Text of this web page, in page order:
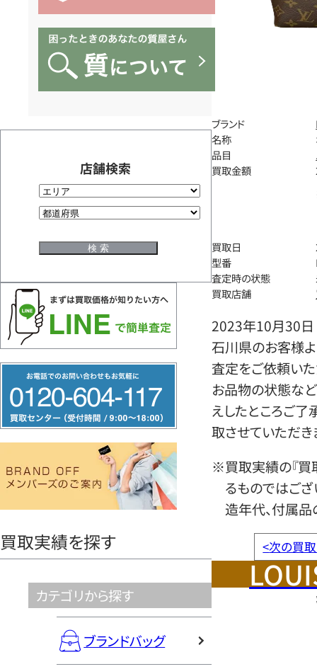
店舗検索
リ
ー
ヤ
買取実績を探す
カテゴリから探す
ブランドバッグ
ブランド
名称
品目
買取金額
買取日
型番
査定時の状態
買取店舗
2023年10月30日
石川県のお客様
査定をご依頼いた
お品物の状態など
えしたところご
取させていただき
※買取実績の『買
るものではござ
造年代、付属品
<次の買